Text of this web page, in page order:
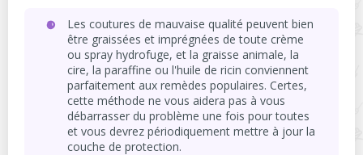
Les coutures de mauvaise qualité peuvent bien
être graissées et imprégnées de toute crème
ou spray hydrofuge, et la graisse animale, la
cire, la paraffine ou l'huile de ricin conviennent
parfaitement aux remèdes populaires. Certes,
cette méthode ne vous aidera pas à vous
débarrasser du problème une fois pour toutes
et vous devrez périodiquement mettre à jour la
couche de protection.